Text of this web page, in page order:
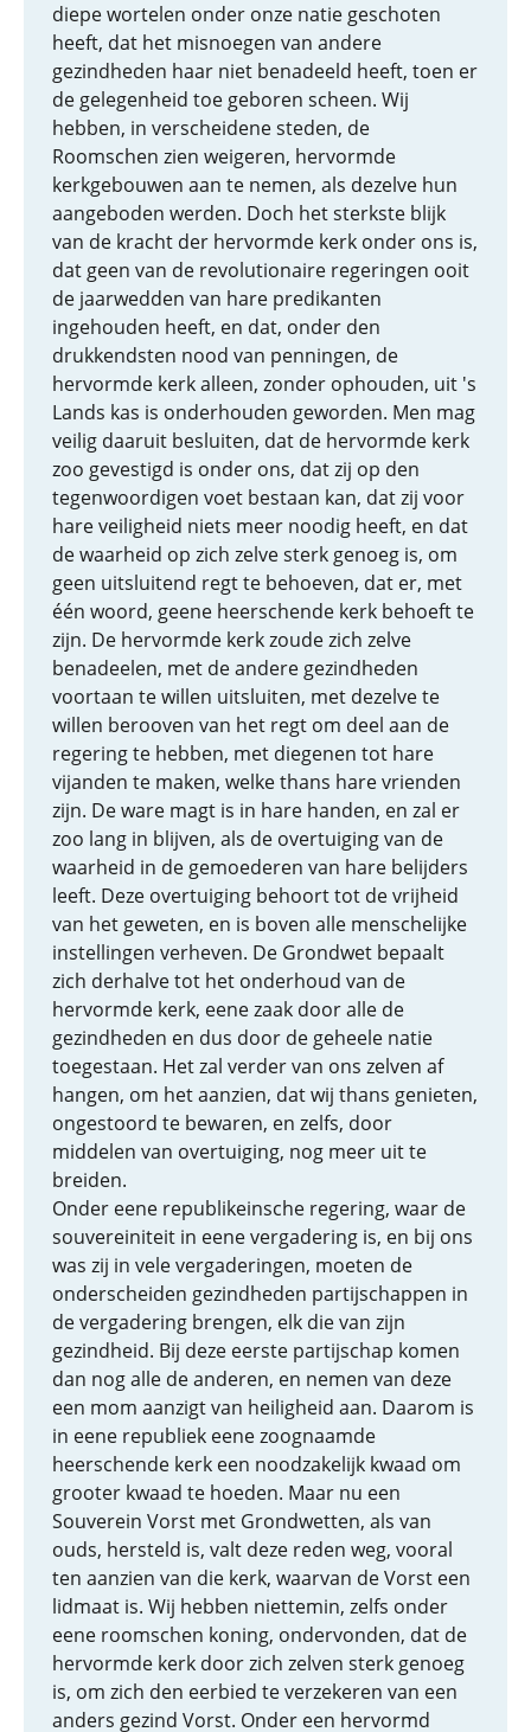
diepe wortelen onder onze natie geschoten
heeft, dat het misnoegen van andere
gezindheden haar niet benadeeld heeft, toen er
de gelegenheid toe geboren scheen. Wij
hebben, in verscheidene steden, de
Roomschen zien weigeren, hervormde
kerkgebouwen aan te nemen, als dezelve hun
aangeboden werden. Doch het sterkste blijk
van de kracht der hervormde kerk onder ons is,
dat geen van de revolutionaire regeringen ooit
de jaarwedden van hare predikanten
ingehouden heeft, en dat, onder den
drukkendsten nood van penningen, de
hervormde kerk alleen, zonder ophouden, uit 's
Lands kas is onderhouden geworden. Men mag
veilig daaruit besluiten, dat de hervormde kerk
zoo gevestigd is onder ons, dat zij op den
tegenwoordigen voet bestaan kan, dat zij voor
hare veiligheid niets meer noodig heeft, en dat
de waarheid op zich zelve sterk genoeg is, om
geen uitsluitend regt te behoeven, dat er, met
één woord, geene heerschende kerk behoeft te
zijn. De hervormde kerk zoude zich zelve
benadeelen, met de andere gezindheden
voortaan te willen uitsluiten, met dezelve te
willen berooven van het regt om deel aan de
regering te hebben, met diegenen tot hare
vijanden te maken, welke thans hare vrienden
zijn. De ware magt is in hare handen, en zal er
zoo lang in blijven, als de overtuiging van de
waarheid in de gemoederen van hare belijders
leeft. Deze overtuiging behoort tot de vrijheid
van het geweten, en is boven alle menschelijke
instellingen verheven. De Grondwet bepaalt
zich derhalve tot het onderhoud van de
hervormde kerk, eene zaak door alle de
gezindheden en dus door de geheele natie
toegestaan. Het zal verder van ons zelven af
hangen, om het aanzien, dat wij thans genieten,
ongestoord te bewaren, en zelfs, door
middelen van overtuiging, nog meer uit te
breiden.
Onder eene republikeinsche regering, waar de
souvereiniteit in eene vergadering is, en bij ons
was zij in vele vergaderingen, moeten de
onderscheiden gezindheden partijschappen in
de vergadering brengen, elk die van zijn
gezindheid. Bij deze eerste partijschap komen
dan nog alle de anderen, en nemen van deze
een mom aanzigt van heiligheid aan. Daarom is
in eene republiek eene zoognaamde
heerschende kerk een noodzakelijk kwaad om
grooter kwaad te hoeden. Maar nu een
Souverein Vorst met Grondwetten, als van
ouds, hersteld is, valt deze reden weg, vooral
ten aanzien van die kerk, waarvan de Vorst een
lidmaat is. Wij hebben niettemin, zelfs onder
eene roomschen koning, ondervonden, dat de
hervormde kerk door zich zelven sterk genoeg
is, om zich den eerbied te verzekeren van een
anders gezind Vorst. Onder een hervormd